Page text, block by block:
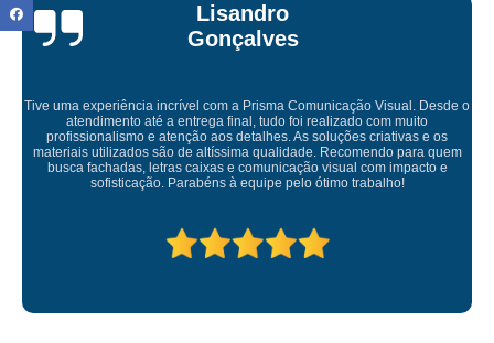
Bruna Eduarda
Empresa maravilhosa, entregue antes do prazo e a instalação da lona
ficou perfeita, indico de olhos fechados